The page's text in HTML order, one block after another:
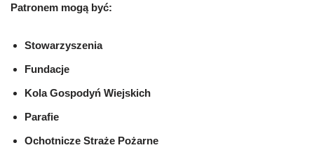
Patronem mogą być:
Stowarzyszenia
Fundacje
Kola Gospodyń Wiejskich
Parafie
Ochotnicze Straże Pożarne